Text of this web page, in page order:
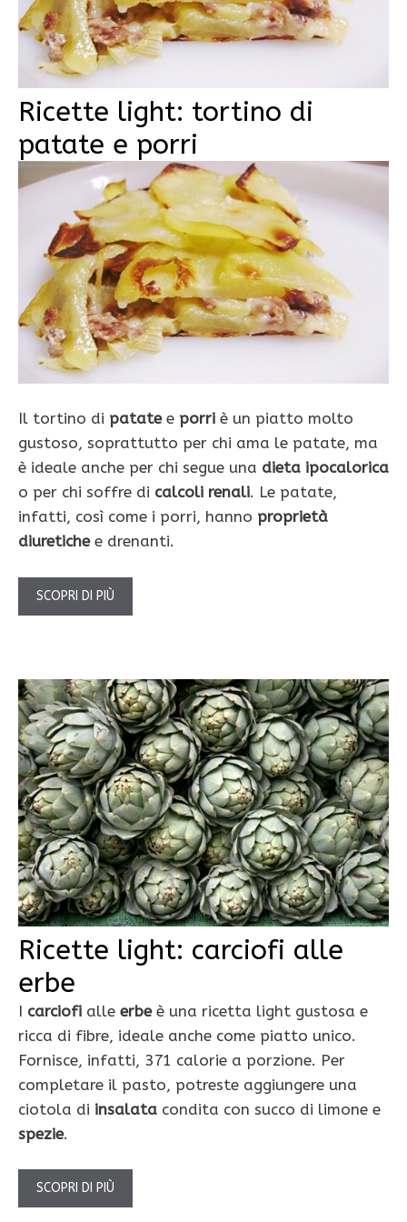
Ricette light: tortino di
patate e porri
Il tortino di patatee porri è un piatto molto
gustoso, soprattutto per chi ama le patate, ma
è ideale anche per chi segue una dieta ipocalorica
o per chi soffre di calcoli renali. Le patate,
infatti, così come i porri, hanno proprietà
diuretichee drenanti.
SCOPRI DI PIÙ
Ricette light: carciofi alle
erbe
I carciofi alle erbeè una ricetta light gustosa e
ricca di fibre, ideale anche come piatto unico.
Fornisce, infatti, 371 calorie a porzione. Per
completare il pasto, potreste aggiungere una
ciotola di insalata condita con succo di limone e
spezie.
SCOPRI DI PIÙ